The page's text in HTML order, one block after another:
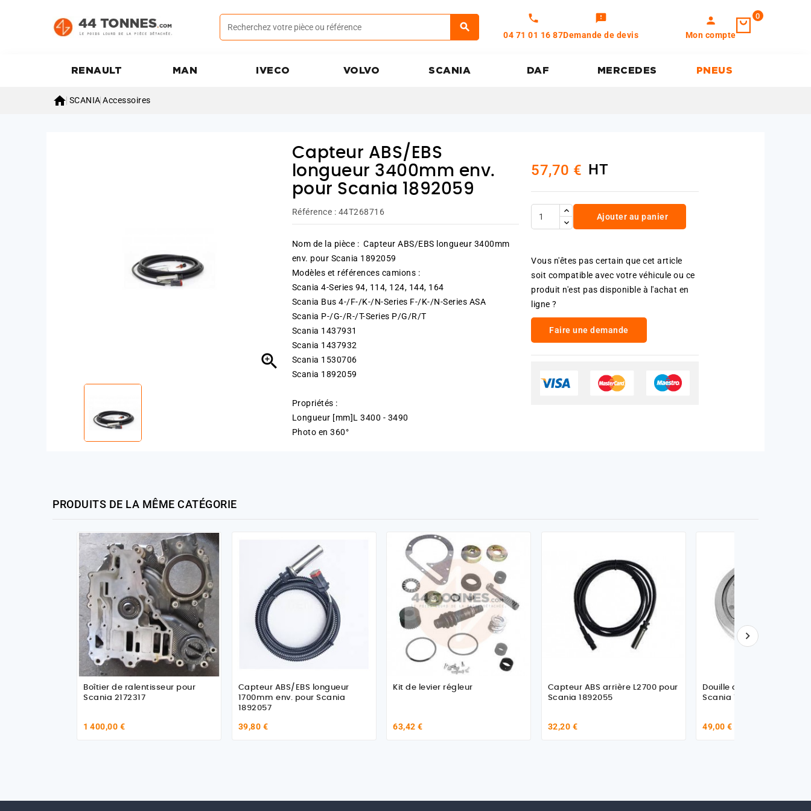
call
04 71 01 16 87
feedback
Demande de devis
person
Mon compte
0
RENAULT MAN IVECO VOLVO SCANIA DAF MERCEDES PNEUS
 SCANIA Accessoires

Capteur ABS/EBS
longueur 3400mm env.
pour Scania 1892059
Référence : 44T268716
Nom de la pièce : Capteur ABS/EBS longueur 3400mm
env. pour Scania 1892059
Modèles et références camions :
Scania 4-Series 94, 114, 124, 144, 164
Scania Bus 4-/F-/K-/N-Series F-/K-/N-Series ASA
Scania P-/G-/R-/T-Series P/G/R/T
Scania 1437931
Scania 1437932
Scania 1530706
Scania 1892059
Propriétés :
Longueur [mm]L 3400 - 3490
Photo en 360°
57,70 € HT
Ajouter au panier
Vous n'êtes pas certain que cet article
soit compatible avec votre véhicule ou ce
produit n'est pas disponible à l'achat en
ligne ?
Faire une demande
PRODUITS DE LA MÊME CATÉGORIE
Boîtier de ralentisseur pour
Scania 2172317
1 400,00 €
Capteur ABS/EBS longueur
1700mm env. pour Scania
1892057
39,80 €
Kit de levier régleur
63,42 €
Capteur ABS arrière L2700 pour
Scania 1892055
32,20 €
Douille d'écartement pour
Scania 1321239
49,00 €
